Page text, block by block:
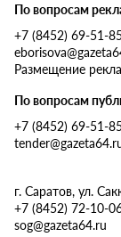
По вопросам
+7 (8452) 69-51-
Размещение
По вопросам
+7 (8452) 69-51-
г. Саратов, ул.
+7 (8452) 72-10-
sog@gazeta64.ru